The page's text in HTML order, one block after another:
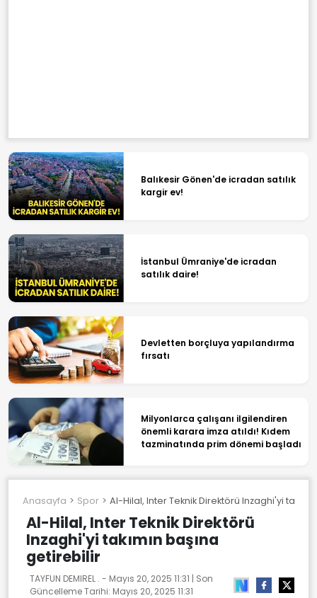
Balıkesir Gönen'de icradan satılık
kargir ev!
İstanbul Ümraniye'de icradan
satılık daire!
Devletten borçluya yapılandırma
fırsatı
Milyonlarca çalışanı ilgilendiren
önemli karara imza atıldı! Kıdem
tazminatında prim dönemi başladı
Anasayfa Spor Al-Hilal, Inter Teknik Direktörü Inzaghi'yi
Al-Hilal, Inter Teknik Direktörü
Inzaghi'yi takımın başına
getirebilir
TAYFUN DEMIREL . - Mayıs 20, 2025 11:31 | Son
Güncelleme Tarihi: Mayıs 20, 2025 11:31